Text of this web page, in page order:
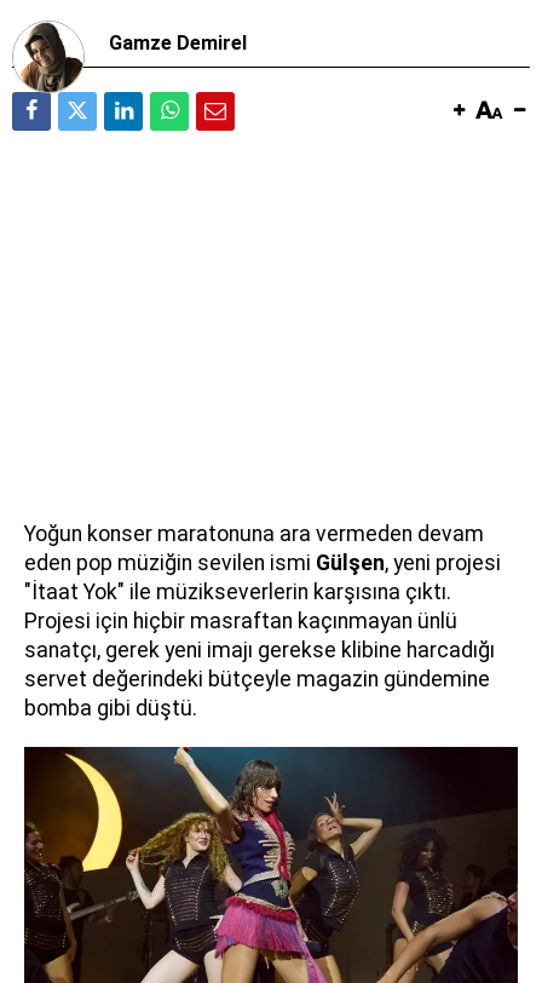
Gamze Demirel
Yoğun konser maratonuna ara vermeden devam
eden pop müziğin sevilen ismi Gülşen, yeni projesi
"İtaat Yok" ile müzikseverlerin karşısına çıktı.
Projesi için hiçbir masraftan kaçınmayan ünlü
sanatçı, gerek yeni imajı gerekse klibine harcadığı
servet değerindeki bütçeyle magazin gündemine
bomba gibi düştü.